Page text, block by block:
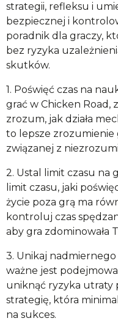
strategii, refleksu i
bezpiecznej i
poradnik dla graczy,
bez ryzyka
skutków.
1. Poświęć czas na
grać w Chicken Road,
zrozum, jak działa
to lepsze
związanej z
2. Ustal limit czasu na
limit czasu, jaki
życie poza grą ma
kontroluj czas
aby gra zdominowała
3. Unikaj
ważne jest
uniknąć ryzyka utraty
strategię, która
na sukces.